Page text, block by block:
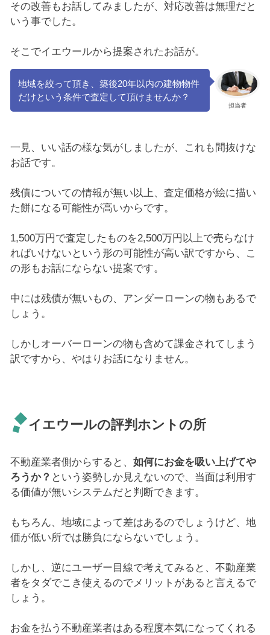
その改善もお話してみましたが、対応改善は無理だと
いう事でした。
そこでイエウールから提案されたお話が。
担当者
地域を絞って頂き、築後20年以内の建物物件
だけという条件で査定して頂けませんか？
一見、いい話の様な気がしましたが、これも間抜けな
お話です。
残債についての情報が無い以上、査定価格が絵に描い
た餅になる可能性が高いからです。
1,500万円で査定したものを2,500万円以上で売らなけ
ればいけないという形の可能性が高い訳ですから、こ
の形もお話にならない提案です。
中には残債が無いもの、アンダーローンの物もあるで
しょう。
しかしオーバーローンの物も含めて課金されてしまう
訳ですから、やはりお話になりません。
イエウールの評判ホントの所
不動産業者側からすると、 如何にお金を吸い上げてや
ろうか？ という姿勢しか見えないので、当面は利用す
る価値が無いシステムだと判断できます。
もちろん、地域によって差はあるのでしょうけど、地
価が低い所では勝負にならないでしょう。
しかし、逆にユーザー目線で考えてみると、不動産業
者をタダでこき使えるのでメリットがあると言えるで
しょう。
お金を払う不動産業者はある程度本気になってくれる